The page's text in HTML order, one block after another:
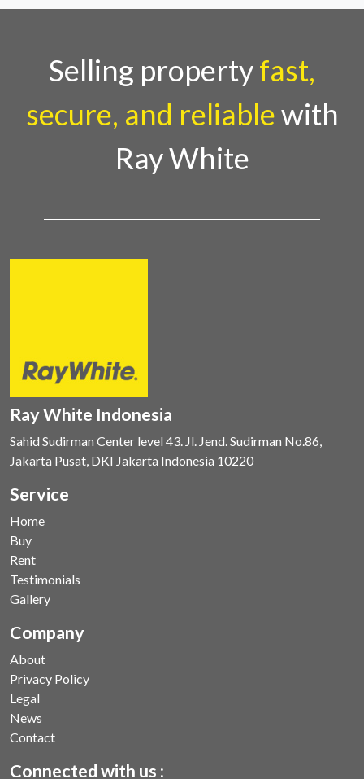
Country Director Ray White Indon
Selling propertyfast,
secure, and reliablewith
Ray White
Ray White Indonesia
Sahid Sudirman Center level 43. Jl. Jend. Sudirman No.86,
Jakarta Pusat, DKI Jakarta Indonesia 10220
Service
Home
Buy
Rent
Testimonials
Gallery
Company
About
Privacy Policy
Legal
News
Contact
Connected with us :